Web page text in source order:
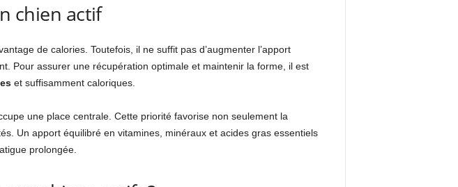
chien actif
de calories. Toutefois, il ne suffit pas d’augmenter l’apport
Pour assurer une récupération optimale et maintenir la forme, il est
et suffisamment caloriques.
une place centrale. Cette priorité favorise non seulement la
Un apport équilibré en vitamines, minéraux et acides gras essentiels
prolongée.